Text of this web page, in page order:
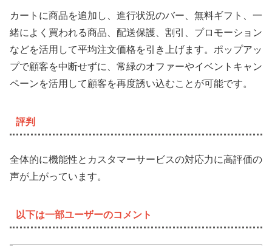
カートに商品を追加し、進行状況のバー、無料ギフト、一
緒によく買われる商品、配送保護、割引、プロモーション
などを活用して平均注文価格を引き上げます。ポップアッ
プで顧客を中断せずに、常緑のオファーやイベントキャン
ペーンを活用して顧客を再度誘い込むことが可能です。
評判
全体的に機能性とカスタマーサービスの対応力に高評価の
声が上がっています。
以下は一部ユーザーのコメント